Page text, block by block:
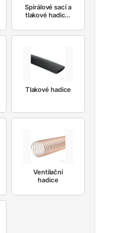
Spirálové sací a
tlakové hadice,
Tlakové hadice
Ventilační
hadice